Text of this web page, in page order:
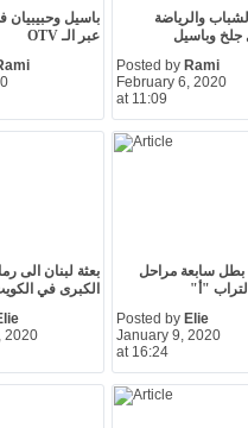
باسيل وحبيبيان
عبر الـ OTV
والرياضة
جلخ وباسيل
Posted by Rami
February 6, 2020
at 11:09
بعثة لبنان الى
الكبرى في
2020
بطل سابعة مراحل
"أ"
Posted by Elie
January 9, 2020
at 16:24